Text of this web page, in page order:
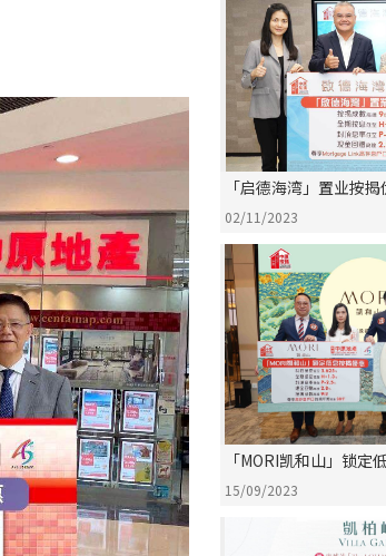
「启德海湾」置业按揭
02/11/2023
「MORI凯和山」锁定
15/09/2023